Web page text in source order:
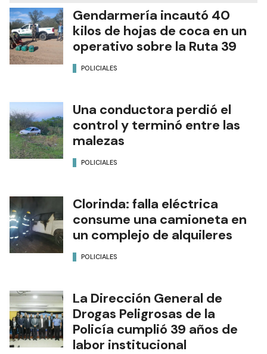
Gendarmería incautó 40
kilos de hojas de coca en un
operativo sobre la Ruta 39
POLICIALES
Una conductora perdió el
control y terminó entre las
malezas
POLICIALES
Clorinda: falla eléctrica
consume una camioneta en
un complejo de alquileres
POLICIALES
La Dirección General de
Drogas Peligrosas de la
Policía cumplió 39 años de
labor institucional